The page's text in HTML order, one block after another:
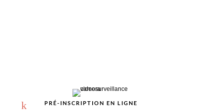
k PRÉ-INSCRIPTION EN LIGNE